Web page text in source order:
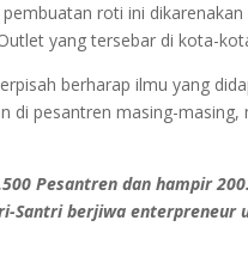
roti ini dikarenakan
yang tersebar di kota-
berharap ilmu yang
di pesantren masing-masing,
Pesantren dan hampir
Santri berjiwa